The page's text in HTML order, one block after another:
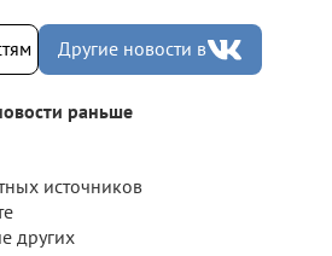
Другие новости в
раньше
источников
других